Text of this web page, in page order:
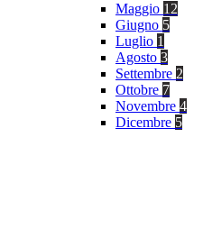
Maggio 12
Giugno 5
Luglio 1
Agosto 3
Settembre 2
Ottobre 7
Novembre 4
Dicembre 5